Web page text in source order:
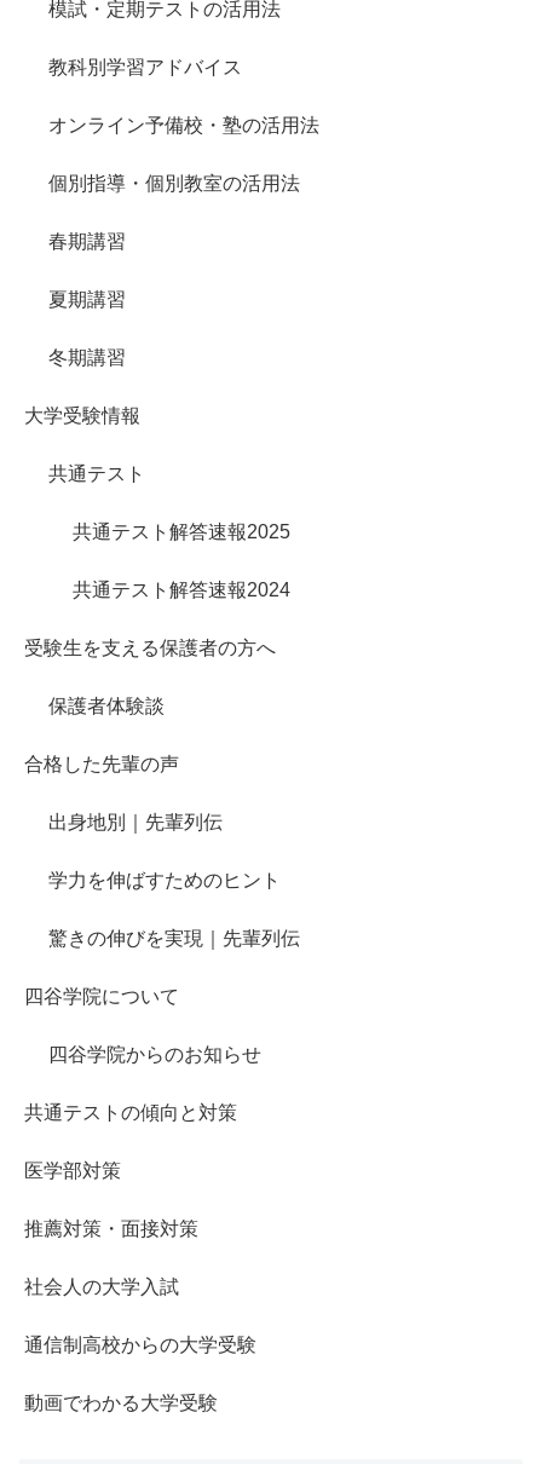
模試・定期テストの活用法
教科別学習アドバイス
オンライン予備校・塾の活用法
個別指導・個別教室の活用法
春期講習
夏期講習
冬期講習
大学受験情報
共通テスト
共通テスト解答速報2025
共通テスト解答速報2024
受験生を支える保護者の方へ
保護者体験談
合格した先輩の声
出身地別｜先輩列伝
学力を伸ばすためのヒント
驚きの伸びを実現｜先輩列伝
四谷学院について
四谷学院からのお知らせ
共通テストの傾向と対策
医学部対策
推薦対策・面接対策
社会人の大学入試
通信制高校からの大学受験
動画でわかる大学受験